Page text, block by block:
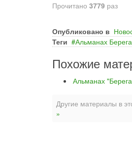
Прочитано 3779 раз
Опубликовано в
Теги
Альманах
Похожие
Альманах
Другие материалы в
»